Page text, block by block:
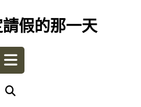
假的那一天
Open